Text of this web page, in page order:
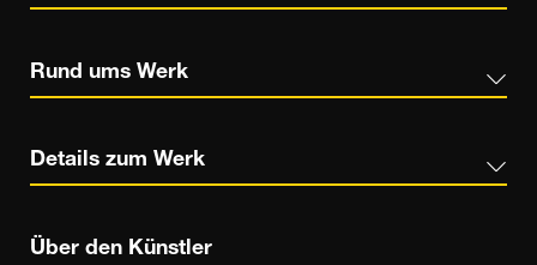
Rund ums Werk
Details zum Werk
Über den Künstler